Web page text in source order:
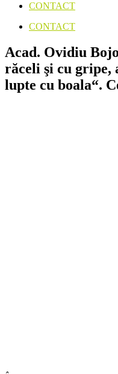
CONTACT
CONTACT
Acad. Ovidiu
răceli şi cu gripe,
lupte cu boala“.